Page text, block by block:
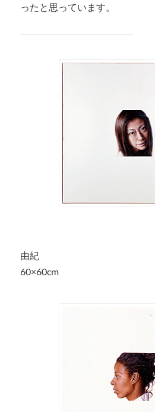
ったと思っています。
由紀
60×60cm